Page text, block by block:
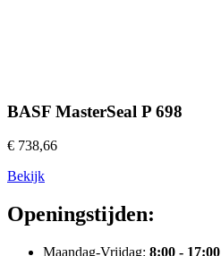
BASF MasterSeal P 698
€ 738,66
Bekijk
Openingstijden:
Maandag-Vrijdag: 8:00 - 17:00